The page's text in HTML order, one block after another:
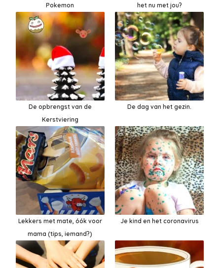
Pokemon
het nu met jou?
De opbrengst van de
Kerstviering
De dag van het gezin.
Lekkers met mate, óók voor
mama (tips, iemand?)
Je kind en het coronavirus